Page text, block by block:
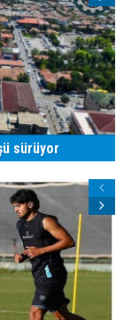
sürüyor